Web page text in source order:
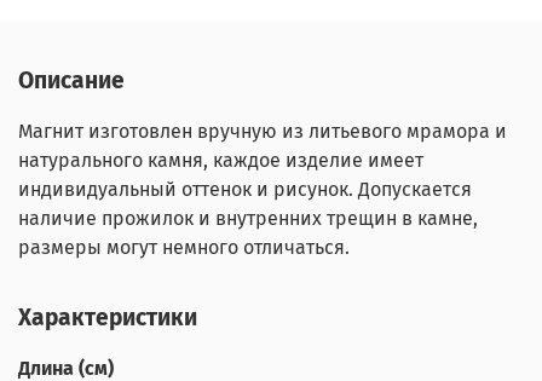
Описание
Магнит изготовлен вручную из литьевого мрамора и
натурального камня, каждое изделие имеет
индивидуальный оттенок и рисунок. Допускается
наличие прожилок и внутренних трещин в камне,
размеры могут немного отличаться.
Характеристики
Длина (см)